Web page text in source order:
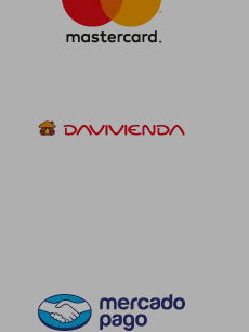
45%
dcto.